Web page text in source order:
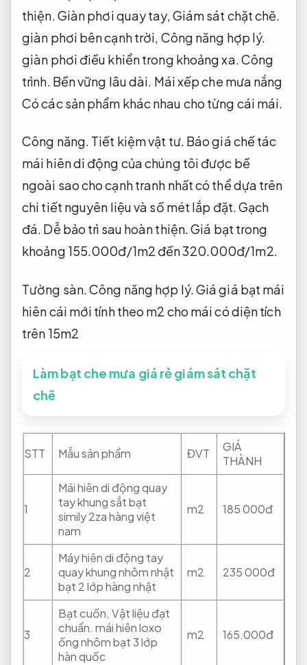
thiện.Giàn phơi quay tay,Giám sát chặt chẽ.
giàn phơi bên cạnh trời, Công năng hợp lý.
giàn phơi điều khiển trong khoảng xa.Công
trình. Bền vững lâu dài. Mái xếp che mưa nắng
Có các sản phẩm khác nhau cho từng cái mái.
Công năng. Tiết kiệm vật tư. Báo giá chế tác
mái hiên di động của chúng tôi được bề
ngoài sao cho cạnh tranh nhất có thể dựa trên
chi tiết nguyên liệu và số mét lắp đặt.Gạch
đá. Dễ bảo trì sau hoàn thiện.Giá bạt trong
khoảng 155.000đ/1m2 đến 320.000đ/1m2.
Tường sàn.Công năng hợp lý.Giá giá bạt mái
hiên cái mới tính theo m2 cho mái có diện tích
trên 15m2
Làm bạt che mưa giá rẻ giám sát chặt
chẽ
STT Mẫu sản phẩm ĐVT
GIÁ
THÀNH
1
Mái hiên di động quay
tay khung sắt bạt
simily 2za hàng việt
nam
m2 185 000đ
2
Máy hiên di động tay
quay khung nhôm nhật
bạt 2 lớp hàng nhật
m2 235 000đ
3
Bạt cuốn,Vật liệu đạt
chuẩn. mái hiên loxo
ống nhôm bạt 3 lớp
hàn quốc
m2 165.000đ